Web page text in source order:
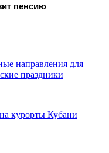
пенсию
направления для
праздники
курорты Кубани